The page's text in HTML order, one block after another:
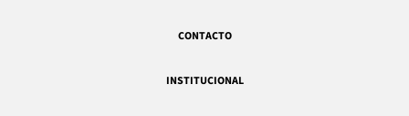
CONTACTO
INSTITUCIONAL